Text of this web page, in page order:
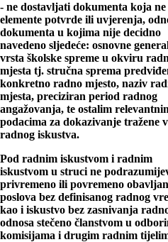
- ne dostavljati dokumenta koja ne
elemente potvrde ili uvjerenja,
dokumenta u kojima nije decidno
navedeno sljedeće: osnovne
vrsta školske spreme u okviru
mjesta tj. stručna sprema
konkretno radno mjesto, naziv
mjesta, preciziran period radnog
angažovanja, te ostalim
podacima za dokazivanje tražene
radnog iskustva.
Pod radnim iskustvom i radnim
iskustvom u struci ne
privremeno ili povremeno
poslova bez definisanog radnog
kao i iskustvo bez zasnivanja
odnosa stečeno članstvom u
komisijama i drugim radnim